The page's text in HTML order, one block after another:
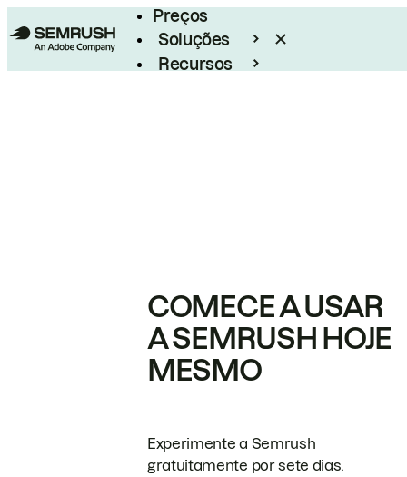
Preços
Soluções
Recursos
COMECE A USAR
A SEMRUSH HOJE
MESMO
Experimente a Semrush
gratuitamente por sete dias.